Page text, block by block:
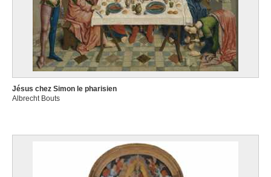
Jésus chez Simon le pharisien
Albrecht Bouts